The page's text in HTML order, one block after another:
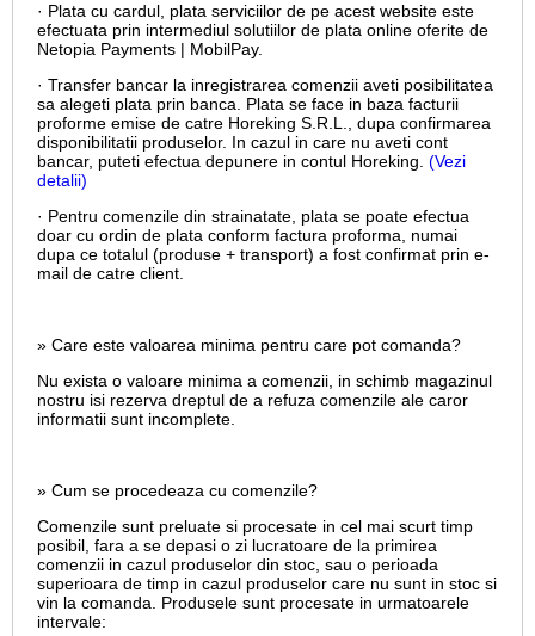
· Plata cu cardul, plata serviciilor de pe acest website este
efectuata prin intermediul solutiilor de plata online oferite de
Netopia Payments | MobilPay.
· Transfer bancar la inregistrarea comenzii aveti posibilitatea
sa alegeti plata prin banca. Plata se face in baza facturii
proforme emise de catre Horeking S.R.L., dupa confirmarea
disponibilitatii produselor. In cazul in care nu aveti cont
bancar, puteti efectua depunere in contul Horeking. (Vezi
detalii)
· Pentru comenzile din strainatate, plata se poate efectua
doar cu ordin de plata conform factura proforma, numai
dupa ce totalul (produse + transport) a fost confirmat prin e-
mail de catre client.
» Care este valoarea minima pentru care pot comanda?
Nu exista o valoare minima a comenzii, in schimb magazinul
nostru isi rezerva dreptul de a refuza comenzile ale caror
informatii sunt incomplete.
» Cum se procedeaza cu comenzile?
Comenzile sunt preluate si procesate in cel mai scurt timp
posibil, fara a se depasi o zi lucratoare de la primirea
comenzii in cazul produselor din stoc, sau o perioada
superioara de timp in cazul produselor care nu sunt in stoc si
vin la comanda. Produsele sunt procesate in urmatoarele
intervale: